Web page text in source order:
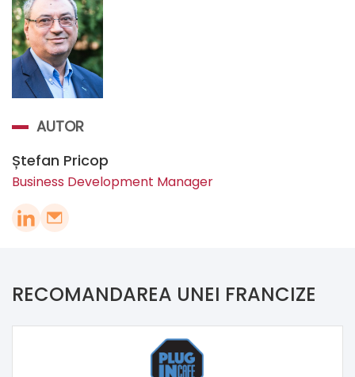
AUTOR
Ștefan Pricop
Business Development Manager
RECOMANDAREA UNEI FRANCIZE